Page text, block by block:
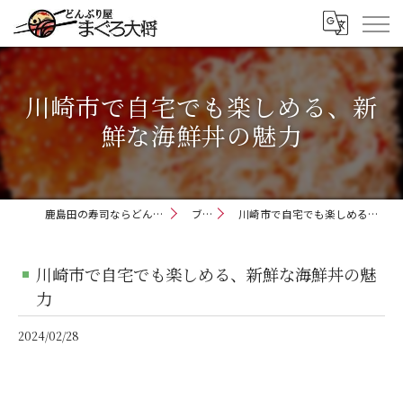
川崎市で自宅でも楽しめる、新
鮮な海鮮丼の魅力
鹿島田の寿司ならどんぶり屋まぐろ大将 ブログ 川崎市で自宅でも楽しめる、新鮮な海鮮丼の魅力
川崎市で自宅でも楽しめる、新鮮な海鮮丼の魅
力
2024/02/28